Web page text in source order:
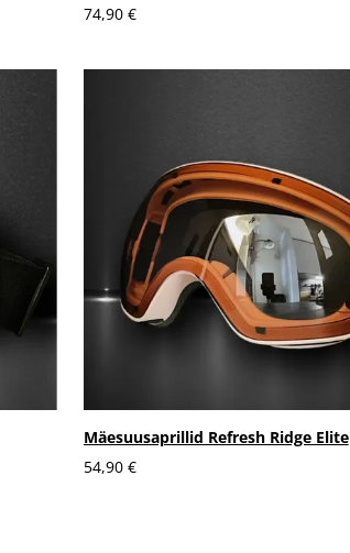
74,90 €
Mäesuusaprillid Refresh Ridge Elite
54,90 €